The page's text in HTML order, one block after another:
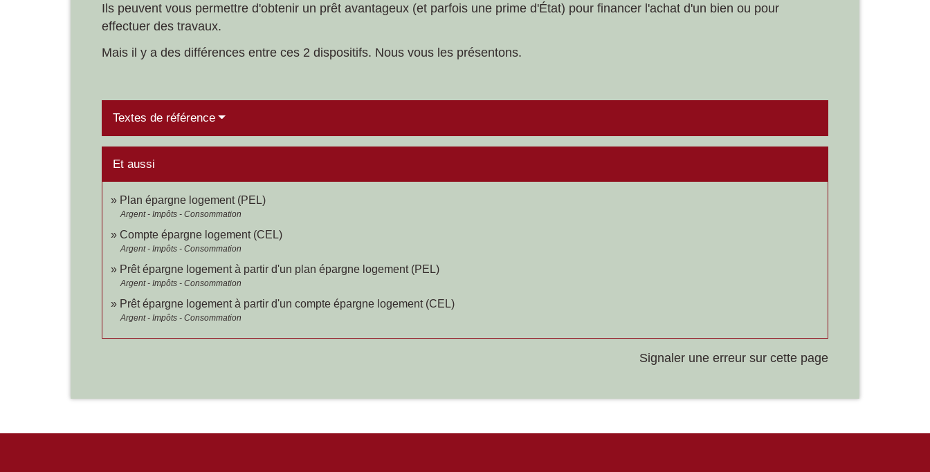
Ils peuvent vous permettre d'obtenir un prêt avantageux (et parfois une prime d'État) pour financer l'achat d'un bien ou pour
effectuer des travaux.
Mais il y a des différences entre ces 2 dispositifs. Nous vous les présentons.
Textes de référence
Et aussi
Plan épargne logement (PEL)
Argent - Impôts - Consommation
Compte épargne logement (CEL)
Argent - Impôts - Consommation
Prêt épargne logement à partir d'un plan épargne logement (PEL)
Argent - Impôts - Consommation
Prêt épargne logement à partir d'un compte épargne logement (CEL)
Argent - Impôts - Consommation
Signaler une erreur sur cette page